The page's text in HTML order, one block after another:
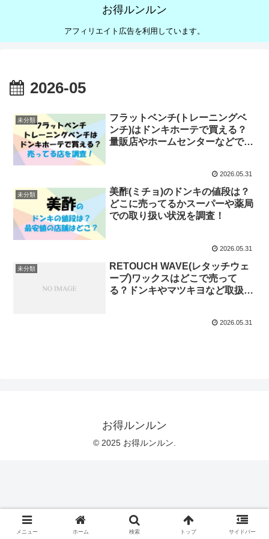
お得ルンルン
アフィリエイト広告を利用しています。
2026-05
未分類
フラットベンチ(トレーニングベ
ンチ)はドンキホーテで買える？
量販店やホームセンターなどで売
2026.05.31
未分類
美酢(ミチョ)のドンキの値段は？
どこに売ってるかスーパーや薬局
での取り扱い状況を調査！
2026.05.31
未分類
RETOUCH WAVE(レタッチウェ
ーブ)ワックスはどこで売って
る？ドンキやマツキヨなど取扱店
2026.05.31
お得ルンルン
© 2025 お得ルンルン.
メニュー ホーム 検索 トップ サイドバー